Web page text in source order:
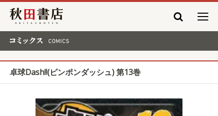
秋田書店
卓球Dash!!(ピンポンダッシュ) 第13巻